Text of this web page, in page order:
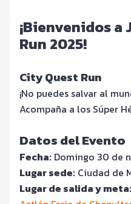
¡Bienvenidos a
Run 2025!
City Quest Run
¡No puedes salvar al
Acompaña a los Súper
Datos del Evento
Fecha: Domingo 30 de
Lugar sede: Ciudad de
Lugar de salida y meta: